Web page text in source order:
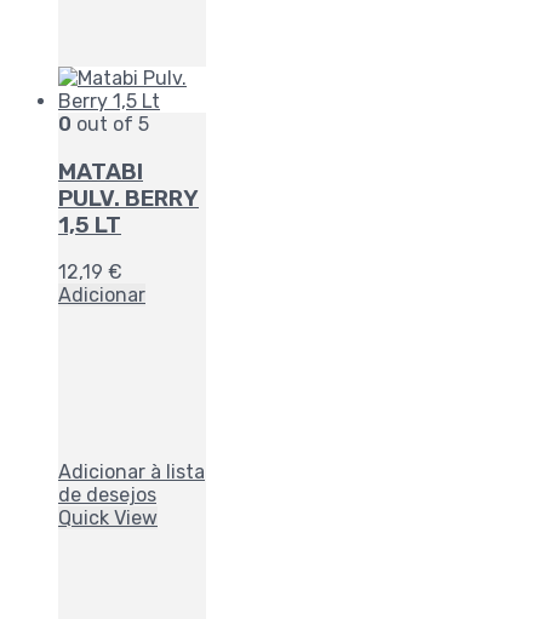
0 out of 5
MATABI
PULV. BERRY
1,5 LT
12,19 €
Adicionar
Adicionar à lista
de desejos
Quick View